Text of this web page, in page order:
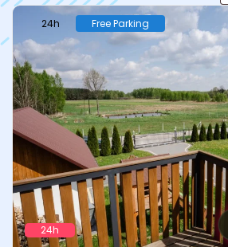
24h Free Parking
24h